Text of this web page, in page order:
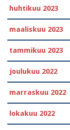
huhtikuu 2023
maaliskuu 2023
tammikuu 2023
joulukuu 2022
marraskuu 2022
lokakuu 2022